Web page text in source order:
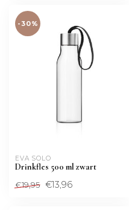
-30%
EVA SOLO
Drinkfles 500 ml zwart
€19,95 €13,96